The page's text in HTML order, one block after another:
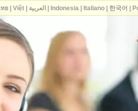
ย| Việt| العربية Indonesia| Italiano| 한국어